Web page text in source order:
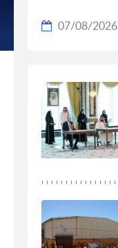
07/08/2026